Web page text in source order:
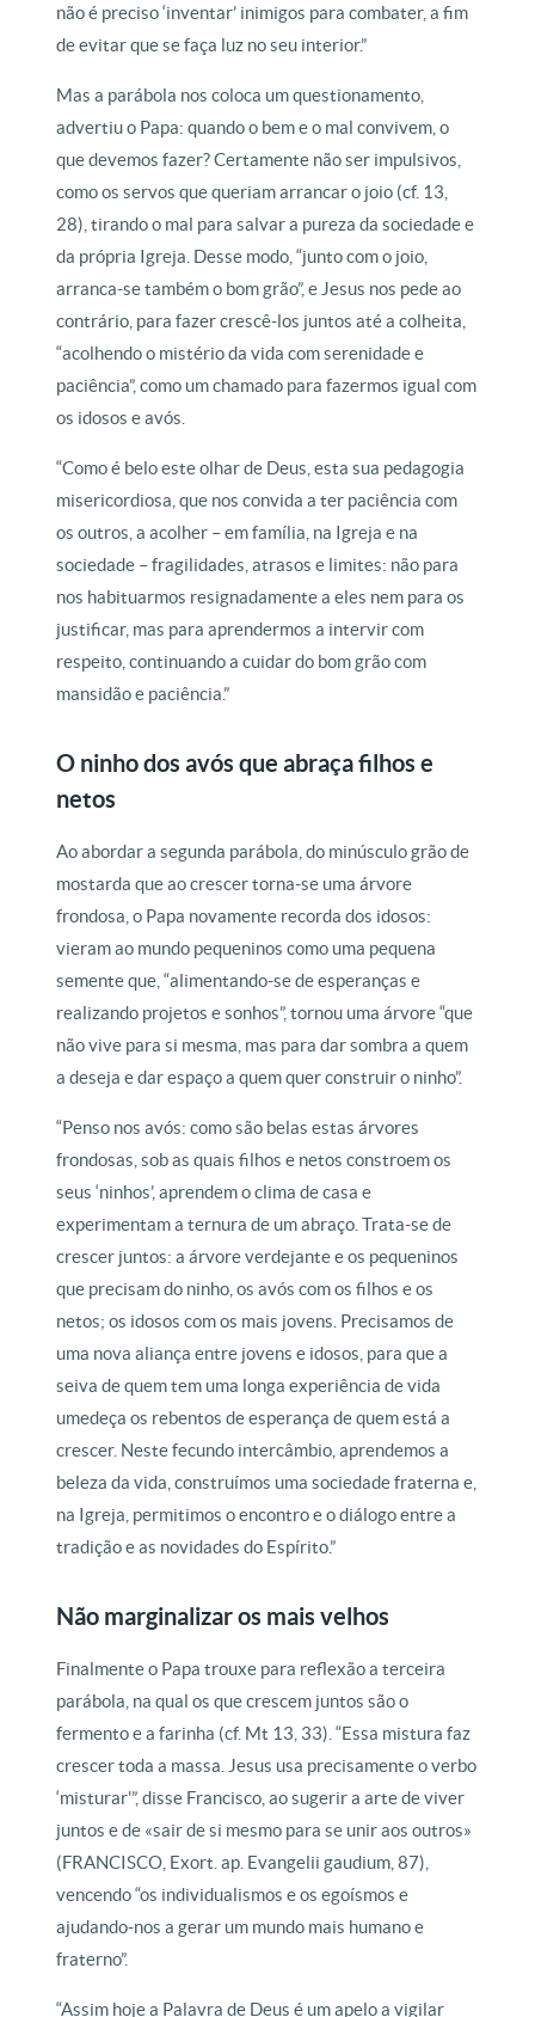
não é preciso ‘inventar’ inimigos para combater, a fim
de evitar que se faça luz no seu interior.”
Mas a parábola nos coloca um questionamento,
advertiu o Papa: quando o bem e o mal convivem, o
que devemos fazer? Certamente não ser impulsivos,
como os servos que queriam arrancar o joio (cf. 13,
28), tirando o mal para salvar a pureza da sociedade e
da própria Igreja. Desse modo, “junto com o joio,
arranca-se também o bom grão”, e Jesus nos pede ao
contrário, para fazer crescê-los juntos até a colheita,
“acolhendo o mistério da vida com serenidade e
paciência”, como um chamado para fazermos igual com
os idosos e avós.
“Como é belo este olhar de Deus, esta sua pedagogia
misericordiosa, que nos convida a ter paciência com
os outros, a acolher – em família, na Igreja e na
sociedade – fragilidades, atrasos e limites: não para
nos habituarmos resignadamente a eles nem para os
justificar, mas para aprendermos a intervir com
respeito, continuando a cuidar do bom grão com
mansidão e paciência.”
O ninho dos avós que abraça filhos e
netos
Ao abordar a segunda parábola, do minúsculo grão de
mostarda que ao crescer torna-se uma árvore
frondosa, o Papa novamente recorda dos idosos:
vieram ao mundo pequeninos como uma pequena
semente que, “alimentando-se de esperanças e
realizando projetos e sonhos”, tornou uma árvore “que
não vive para si mesma, mas para dar sombra a quem
a deseja e dar espaço a quem quer construir o ninho”.
“Penso nos avós: como são belas estas árvores
frondosas, sob as quais filhos e netos constroem os
seus ‘ninhos’, aprendem o clima de casa e
experimentam a ternura de um abraço. Trata-se de
crescer juntos: a árvore verdejante e os pequeninos
que precisam do ninho, os avós com os filhos e os
netos; os idosos com os mais jovens. Precisamos de
uma nova aliança entre jovens e idosos, para que a
seiva de quem tem uma longa experiência de vida
umedeça os rebentos de esperança de quem está a
crescer. Neste fecundo intercâmbio, aprendemos a
beleza da vida, construímos uma sociedade fraterna e,
na Igreja, permitimos o encontro e o diálogo entre a
tradição e as novidades do Espírito.”
Não marginalizar os mais velhos
Finalmente o Papa trouxe para reflexão a terceira
parábola, na qual os que crescem juntos são o
fermento e a farinha (cf. Mt 13, 33). “Essa mistura faz
crescer toda a massa. Jesus usa precisamente o verbo
‘misturar'”, disse Francisco, ao sugerir a arte de viver
juntos e de «sair de si mesmo para se unir aos outros»
(FRANCISCO, Exort. ap. Evangelii gaudium, 87),
vencendo “os individualismos e os egoísmos e
ajudando-nos a gerar um mundo mais humano e
fraterno”.
“Assim hoje a Palavra de Deus é um apelo a vigilar